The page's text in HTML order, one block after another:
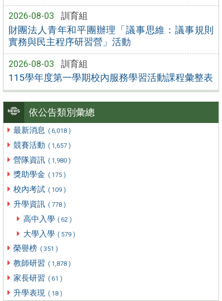
2026-08-03 訓育組
財團法人青年和平團辦理「議事思維：議事規則
實務與民主程序研習營」活動
2026-08-03 訓育組
115學年度第一學期校內服務學習活動課程彙整表
依公告類別彙總
最新消息 ( 6,018 )
競賽活動 ( 1,657 )
營隊資訊 ( 1,980 )
獎助學金 ( 175 )
校內考試 ( 109 )
升學資訊 ( 778 )
高中入學 ( 62 )
大學入學 ( 579 )
榮譽榜 ( 351 )
教師研習 ( 1,878 )
家長研習 ( 61 )
升學表現 ( 18 )